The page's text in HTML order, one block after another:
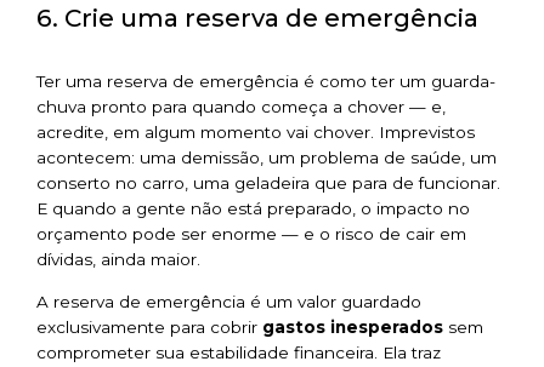
6. Crie uma reserva de emergência
Ter uma reserva de emergência é como ter um guarda-
chuva pronto para quando começa a chover — e,
acredite, em algum momento vai chover. Imprevistos
acontecem: uma demissão, um problema de saúde, um
conserto no carro, uma geladeira que para de funcionar.
E quando a gente não está preparado, o impacto no
orçamento pode ser enorme — e o risco de cair em
dívidas, ainda maior.
A reserva de emergência é um valor guardado
exclusivamente para cobrir gastos inesperados sem
comprometer sua estabilidade financeira. Ela traz